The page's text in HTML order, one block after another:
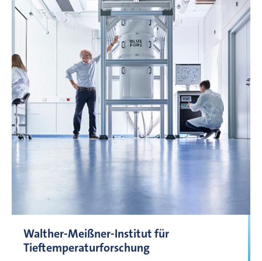
Walther-Meißner-Institut für
Tieftemperaturforschung